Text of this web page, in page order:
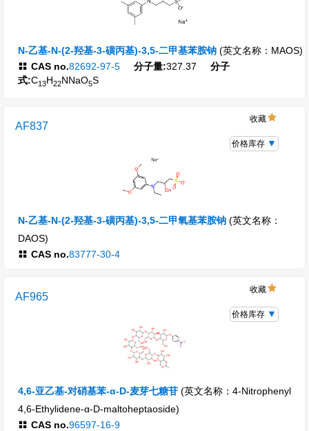
N-乙基-N-(2-羟基-3-磺丙基)-3,5-二甲基苯胺钠 (英文名称：MAOS)
CAS no.82692-97-5 分子量:327.37
分子
式:C13H22NNaO5S
AF837
N-乙基-N-(2-羟基-3-磺丙基)-3,5-二甲氧基苯胺钠 (英文名称：
DAOS)
CAS no.83777-30-4
收藏
价格库存
AF965
4,6-亚乙基-对硝基苯-α-D-麦芽七糖苷 (英文名称：4-Nitrophenyl
4,6-Ethylidene-α-D-maltoheptaoside)
CAS no.96597-16-9
收藏
价格库存